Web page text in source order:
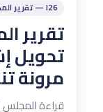
I26 — تقرير المخاطر العالمية
تحويل
مرونة
قراءة المجلس